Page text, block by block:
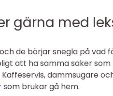
gärna med
de börjar snegla på vad
att ha samma saker
dammsugare
som brukar gå hem.